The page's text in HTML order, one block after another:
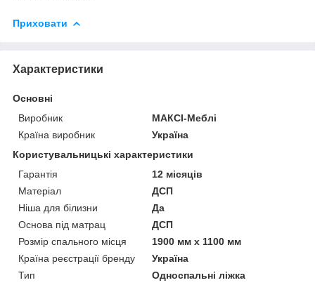
Приховати
Характеристики
Основні
Виробник
МАКСІ-Меблі
Країна виробник
Україна
Користувальницькі характеристики
Гарантія
12 місяців
Матеріал
ДСП
Ніша для білизни
Да
Основа під матрац
ДСП
Розмір спального місця
1900 мм х 1100 мм
Країна реєстрації бренду
Україна
Тип
Односпальні ліжка